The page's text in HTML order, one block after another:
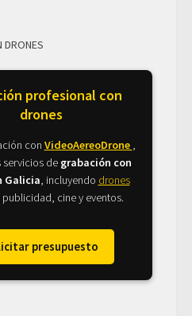
DRONES
profesional con
drones
con VideoAereoDrone ,
servicios de grabación con
Galicia, incluyendo drones
publicidad, cine y eventos.
presupuesto